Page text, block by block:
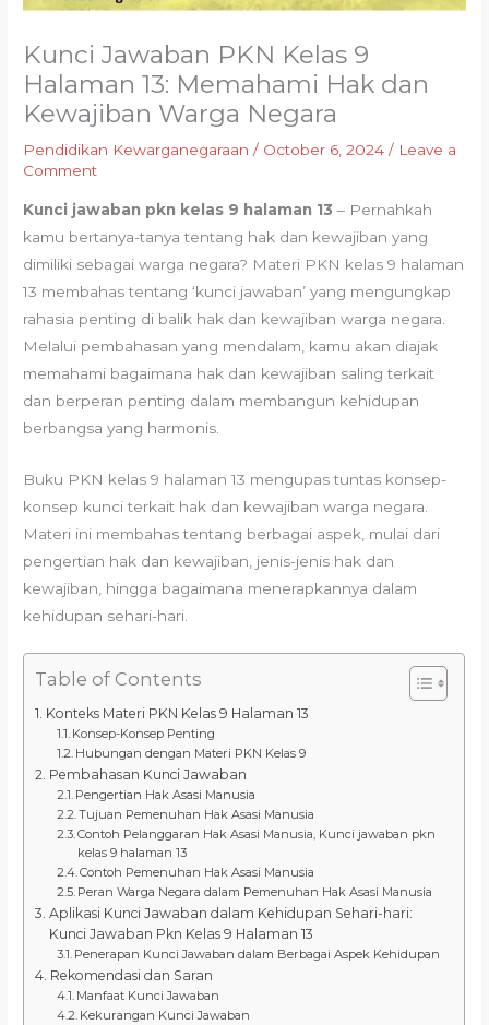
Kunci Jawaban PKN Kelas 9
Halaman 13: Memahami Hak dan
Kewajiban Warga Negara
Pendidikan Kewarganegaraan / October 6, 2024/ Leave a
Comment
Kunci jawaban pkn kelas 9 halaman 13 – Pernahkah
kamu bertanya-tanya tentang hak dan kewajiban yang
dimiliki sebagai warga negara? Materi PKN kelas 9 halaman
13 membahas tentang ‘kunci jawaban’ yang mengungkap
rahasia penting di balik hak dan kewajiban warga negara.
Melalui pembahasan yang mendalam, kamu akan diajak
memahami bagaimana hak dan kewajiban saling terkait
dan berperan penting dalam membangun kehidupan
berbangsa yang harmonis.
Buku PKN kelas 9 halaman 13 mengupas tuntas konsep-
konsep kunci terkait hak dan kewajiban warga negara.
Materi ini membahas tentang berbagai aspek, mulai dari
pengertian hak dan kewajiban, jenis-jenis hak dan
kewajiban, hingga bagaimana menerapkannya dalam
kehidupan sehari-hari.
Table of Contents
Konteks Materi PKN Kelas 9 Halaman 13
Konsep-Konsep Penting
Hubungan dengan Materi PKN Kelas 9
Pembahasan Kunci Jawaban
Pengertian Hak Asasi Manusia
Tujuan Pemenuhan Hak Asasi Manusia
Contoh Pelanggaran Hak Asasi Manusia, Kunci jawaban pkn
kelas 9 halaman 13
Contoh Pemenuhan Hak Asasi Manusia
Peran Warga Negara dalam Pemenuhan Hak Asasi Manusia
Aplikasi Kunci Jawaban dalam Kehidupan Sehari-hari:
Kunci Jawaban Pkn Kelas 9 Halaman 13
Penerapan Kunci Jawaban dalam Berbagai Aspek Kehidupan
Rekomendasi dan Saran
Manfaat Kunci Jawaban
Kekurangan Kunci Jawaban